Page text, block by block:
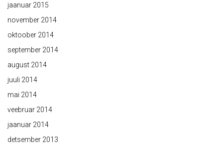
jaanuar 2015
november 2014
oktoober 2014
september 2014
august 2014
juuli 2014
mai 2014
veebruar 2014
jaanuar 2014
detsember 2013